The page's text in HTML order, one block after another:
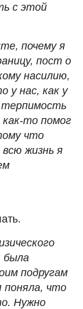
с этой
почему я
пост о
насилию,
у нас, как у
то помог
что
жизнь я
была
подругам
поняла, что
Нужно